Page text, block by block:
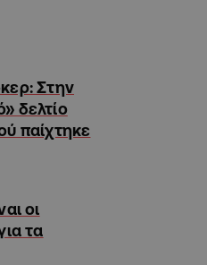
Στην
δελτίο
παίχτηκε
οι
τα